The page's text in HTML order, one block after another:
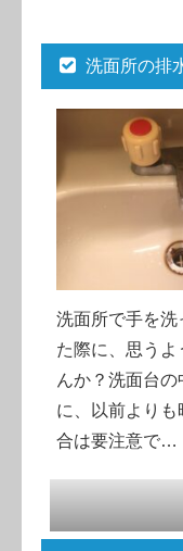
洗面所の排
洗面所で手を洗
た際に、思う
んか？洗面台
に、以前より
合は要注意で…